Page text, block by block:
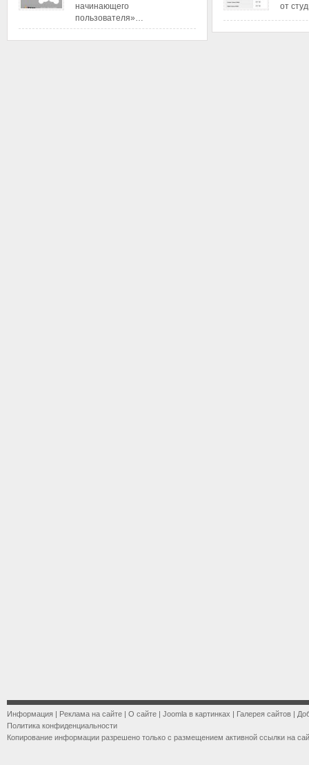
начинающего
пользователя»…
от
Информация | Реклама на сайте | О сайте | Joomla в картинках | Галерея сайтов |
Политика конфиденциальности
Копирование информации разрешено только с размещением активной ссылки на